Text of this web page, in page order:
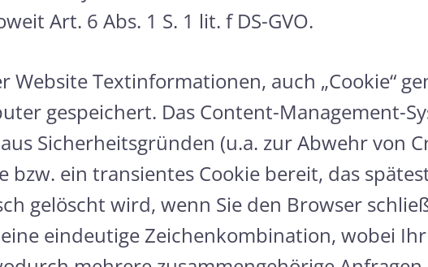
Art. 6 Abs. 1 S. 1 lit. f DS-GVO.
Textinformationen, auch „Cookie“
gespeichert. Das Content-Management-
Sicherheitsgründen (u.a. zur Abwehr von
bzw. ein transientes Cookie bereit, das
gelöscht wird, wenn Sie den Browser
eindeutige Zeichenkombination, wobei